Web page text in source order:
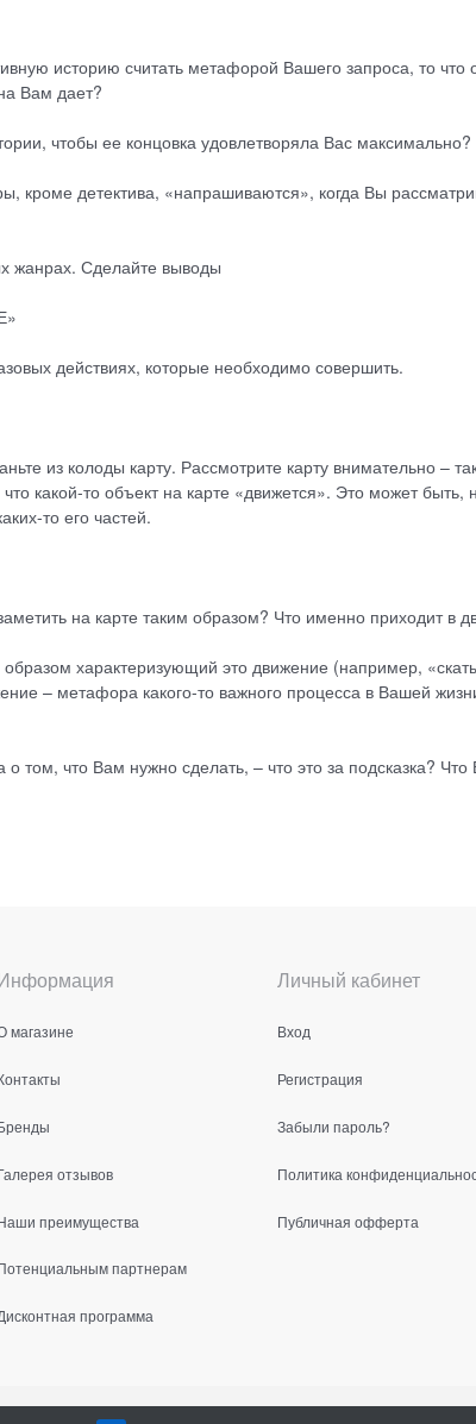
историю считать метафорой Вашего запроса, то что
Вам дает?
чтобы ее концовка удовлетворяла Вас максимально?
детектива, «напрашиваются», когда Вы
жанрах. Сделайте выводы
действиях, которые необходимо совершить.
из колоды карту. Рассмотрите карту внимательно –
какой-то объект на карте «движется». Это может
то его частей.
на карте таким образом? Что именно приходит в
характеризующий это движение (например,
– метафора какого-то важного процесса в Вашей
том, что Вам нужно сделать, – что это за подсказка?
магазине
отзывов
преимущества
партнерам
программа
Личный кабинет
Вход
Регистрация
Забыли пароль?
Политика
Публичная офферта